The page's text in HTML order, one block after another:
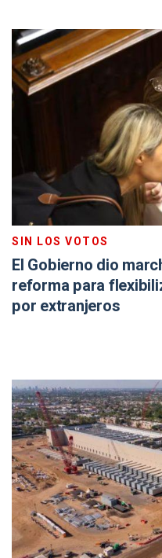
SIN LOS VOTOS
El Gobierno dio
reforma para
por extranjeros